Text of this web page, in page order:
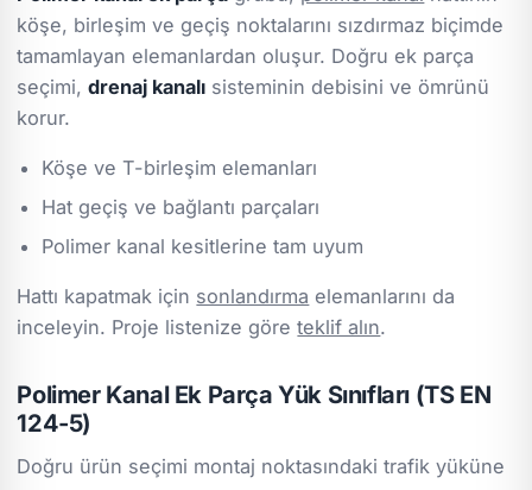
köşe, birleşim ve geçiş noktalarını sızdırmaz biçimde
tamamlayan elemanlardan oluşur. Doğru ek parça
seçimi,drenaj kanalı sisteminin debisini ve ömrünü
korur.
Köşe ve T-birleşim elemanları
Hat geçiş ve bağlantı parçaları
Polimer kanal kesitlerine tam uyum
Hattı kapatmak için sonlandırma elemanlarını da
inceleyin. Proje listenize göreteklif alın.
Polimer Kanal Ek Parça Yük Sınıfları (TS EN
124-5)
Doğru ürün seçimi montaj noktasındaki trafik yüküne